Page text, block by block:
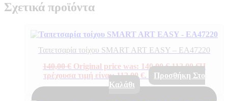
Σχετικά προϊόντα
Ταπετσαρία τοίχου SMART ART EASY – EA47220
140,00€ Original price was: 140,00 €.112,00€Η
τρέχουσα τιμή είναι: 112,00 €.
Προσθήκη Στο
Καλάθι